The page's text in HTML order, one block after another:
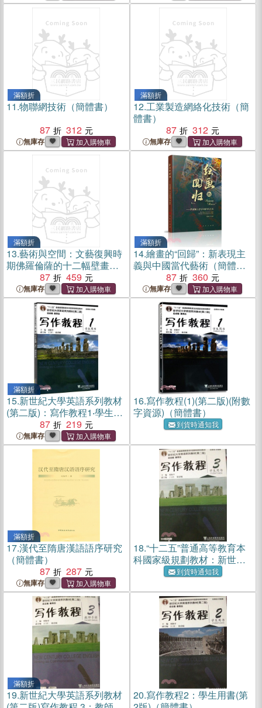
滿額折
11.物聯網技術（簡體書）
87
312
無庫存
滿額折
12.工業製造網絡化技術（簡
體書）
87
312
無庫存
滿額折
13.藝術與空間：文藝復興時
期佛羅倫薩的十二幅壁畫
（簡體書）
87 459
無庫存
滿額折
14.繪畫的“回歸”：新表現主
義與中國當代藝術（簡體
87 360
無庫存
滿額折
15.新世紀大學英語系列教材
(第二版)：寫作教程1‧學生用
書（簡體書）
87 219
無庫存
16.寫作教程(1)(第二版)(附數
字資源)（簡體書）
到貨時通知我
滿額折
17.漢代至隋唐漢語語序研究
（簡體書）
87
287
無庫存
18.“十二五”普通高等教育本
科國家級規劃教材：新世紀
大學英語(第二版)寫作教程3
到貨時通知我
滿額折
19.新世紀大學英語系列教材
20.寫作教程2：學生用書(第